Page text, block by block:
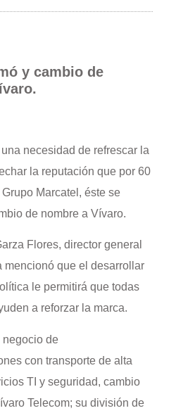
y cambio de
necesidad de refrescar la
la reputación que por 60
Marcatel, éste se
de nombre a Vívaro.
Flores, director general
mencionó que el desarrollar
le permitirá que todas
a reforzar la marca.
negocio de
con transporte de alta
TI y seguridad, cambio
Telecom; su división de